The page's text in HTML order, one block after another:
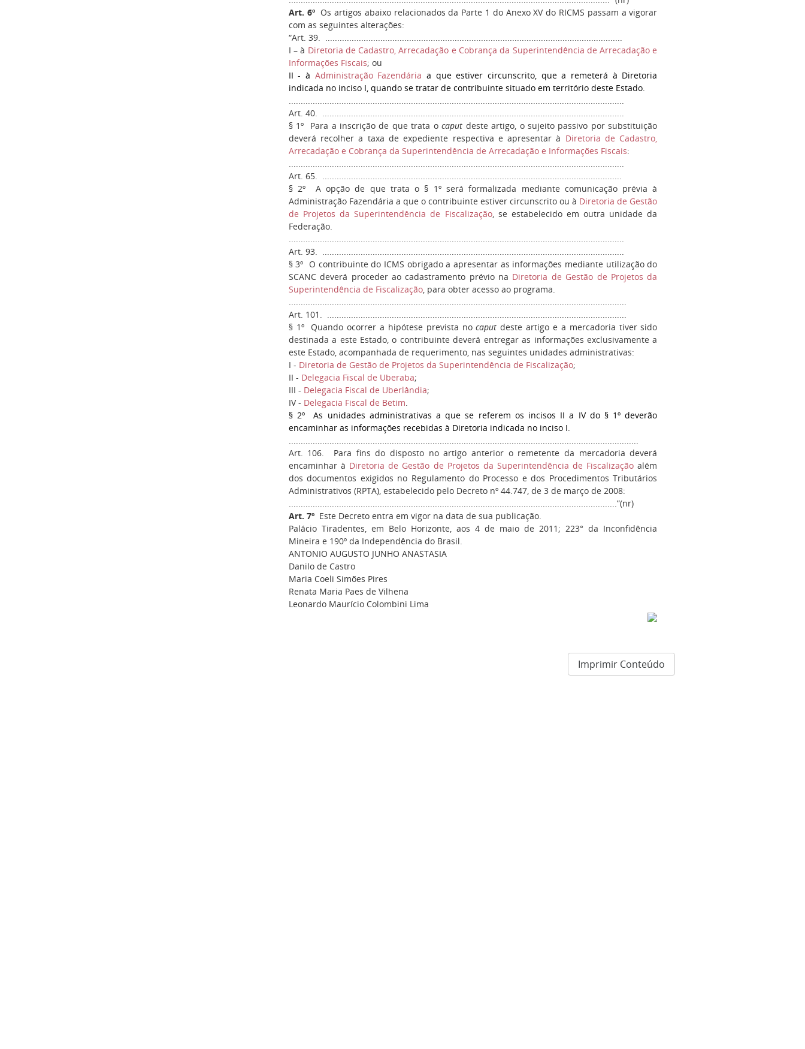
Art. 6ºOs artigos abaixo relacionados da Parte 1 do Anexo XV do RICMS passam a vigorar
com as seguintes alterações:
“Art. 39. ............................................................................................................................
I – à Diretoria de Cadastro, Arrecadação e Cobrança da Superintendência de Arrecadação e
Informações Fiscais; ou
II - à Administração Fazendária a que estiver circunscrito, que a remeterá à Diretoria
indicada no inciso I, quando se tratar de contribuinte situado em território deste Estado.
............................................................................................................................................
Art. 40. ..............................................................................................................................
§ 1º Para a inscrição de que trata ocaput deste artigo, o sujeito passivo por substituição
deverá recolher a taxa de expediente respectiva e apresentar à Diretoria de Cadastro,
Arrecadação e Cobrança da Superintendência de Arrecadação e Informações Fiscais:
............................................................................................................................................
Art. 65. .............................................................................................................................
§ 2º A opção de que trata o § 1º será formalizada mediante comunicação prévia à
Administração Fazendária a que o contribuinte estiver circunscrito ou à Diretoria de Gestão
de Projetos da Superintendência de Fiscalização, se estabelecido em outra unidade da
Federação.
............................................................................................................................................
Art. 93. ..............................................................................................................................
§ 3º O contribuinte do ICMS obrigado a apresentar as informações mediante utilização do
SCANC deverá proceder ao cadastramento prévio na Diretoria de Gestão de Projetos da
Superintendência de Fiscalização, para obter acesso ao programa.
.............................................................................................................................................
Art. 101. .............................................................................................................................
§ 1º Quando ocorrer a hipótese prevista nocaput deste artigo e a mercadoria tiver sido
destinada a este Estado, o contribuinte deverá entregar as informações exclusivamente a
este Estado, acompanhada de requerimento, nas seguintes unidades administrativas:
I - Diretoria de Gestão de Projetos da Superintendência de Fiscalização;
II - Delegacia Fiscal de Uberaba;
III - Delegacia Fiscal de Uberlândia;
IV - Delegacia Fiscal de Betim.
§ 2º As unidades administrativas a que se referem os incisos II a IV do § 1º deverão
encaminhar as informações recebidas à Diretoria indicada no inciso I.
..................................................................................................................................................
Art. 106. Para fins do disposto no artigo anterior o remetente da mercadoria deverá
encaminhar à Diretoria de Gestão de Projetos da Superintendência de Fiscalização além
dos documentos exigidos no Regulamento do Processo e dos Procedimentos Tributários
Administrativos (RPTA), estabelecido pelo Decreto nº 44.747, de 3 de março de 2008:
.........................................................................................................................................”(nr)
Art. 7ºEste Decreto entra em vigor na data de sua publicação.
Palácio Tiradentes, em Belo Horizonte, aos 4 de maio de 2011; 223° da Inconfidência
Mineira e 190º da Independência do Brasil.
ANTONIO AUGUSTO JUNHO ANASTASIA
Danilo de Castro
Maria Coeli Simões Pires
Renata Maria Paes de Vilhena
Leonardo Maurício Colombini Lima
Imprimir Conteúdo